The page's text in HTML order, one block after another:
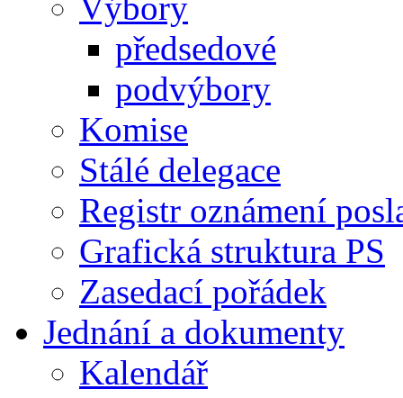
předsedové
podvýbory
Komise
Stálé delegace
Registr oznámení
Grafická struktura PS
Zasedací pořádek
Jednání a dokumenty
Kalendář